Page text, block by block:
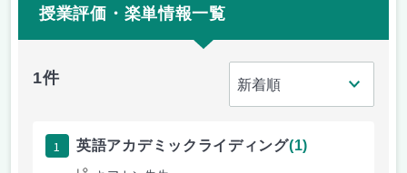
授業評価・楽単情報一覧
1件
1 英語アカデミックライディング(1)